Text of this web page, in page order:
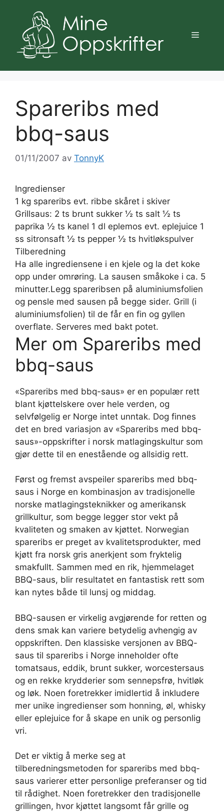
innhold
Meny
Spareribs med
bbq-saus
01/11/2007 av TonnyK
Ingredienser
1 kg spareribs evt. ribbe skåret i skiver
Grillsaus: 2 ts brunt sukker ½ ts salt ½ ts
paprika ½ ts kanel 1 dl eplemos evt. eplejuice 1
ss sitronsaft ½ ts pepper ½ ts hvitløkspulver
Tilberedning
Ha alle ingrediensene i en kjele og la det koke
opp under omrøring. La sausen småkoke i ca. 5
minutter.Legg spareribsen på aluminiumsfolien
og pensle med sausen på begge sider. Grill (i
aluminiumsfolien) til de får en fin og gyllen
overflate. Serveres med bakt potet.
Mer om Spareribs med
bbq-saus
«Spareribs med bbq-saus» er en populær rett
blant kjøttelskere over hele verden, og
selvfølgelig er Norge intet unntak. Dog finnes
det en bred variasjon av «Spareribs med bbq-
saus»-oppskrifter i norsk matlagingskultur som
gjør dette til en enestående og allsidig rett.
Først og fremst avspeiler spareribs med bbq-
saus i Norge en kombinasjon av tradisjonelle
norske matlagingsteknikker og amerikansk
grillkultur, som begge legger stor vekt på
kvaliteten og smaken av kjøttet. Norwegian
spareribs er preget av kvalitetsprodukter, med
kjøtt fra norsk gris anerkjent som fryktelig
smakfullt. Sammen med en rik, hjemmelaget
BBQ-saus, blir resultatet en fantastisk rett som
kan nytes både til lunsj og middag.
BBQ-sausen er virkelig avgjørende for retten og
dens smak kan variere betydelig avhengig av
oppskriften. Den klassiske versjonen av BBQ-
saus til spareribs i Norge inneholder ofte
tomatsaus, eddik, brunt sukker, worcestersaus
og en rekke krydderier som sennepsfrø, hvitløk
og løk. Noen foretrekker imidlertid å inkludere
mer unike ingredienser som honning, øl, whisky
eller eplejuice for å skape en unik og personlig
vri.
Det er viktig å merke seg at
tilberedningsmetoden for spareribs med bbq-
saus varierer etter personlige preferanser og tid
til rådighet. Noen foretrekker den tradisjonelle
grillingen, hvor kjøttet langsomt får grille og